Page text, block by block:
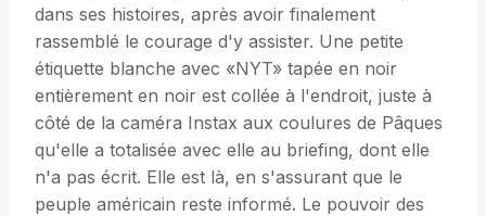
dans ses histoires, après avoir finalement
rassemblé le courage d'y assister. Une petite
étiquette blanche avec «NYT» tapée en noir
entièrement en noir est collée à l'endroit, juste à
côté de la caméra Instax aux coulures de Pâques
qu'elle a totalisée avec elle au briefing, dont elle
n'a pas écrit. Elle est là, en s'assurant que le
peuple américain reste informé. Le pouvoir des